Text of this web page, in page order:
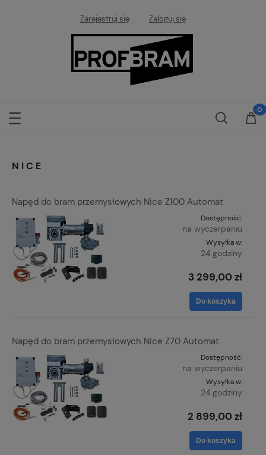
Zarejestruj się Zaloguj się
NICE
Napęd do bram przemysłowych Nice Z100 Automat
Dostępność:
na wyczerpaniu
Wysyłka w:
24 godziny
3 299,00 zł
Do koszyka
Napęd do bram przemysłowych Nice Z70 Automat
Dostępność:
na wyczerpaniu
Wysyłka w:
24 godziny
2 899,00 zł
Do koszyka